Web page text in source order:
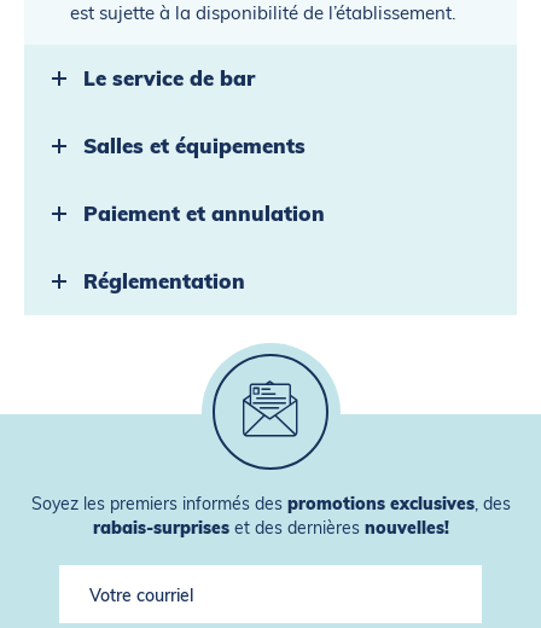
est sujette à la disponibilité de l’établissement.
Le service de bar
Salles et équipements
Paiement et annulation
Réglementation
Soyez les premiers informés des promotions exclusives, des
rabais-surpriseset des dernières nouvelles!